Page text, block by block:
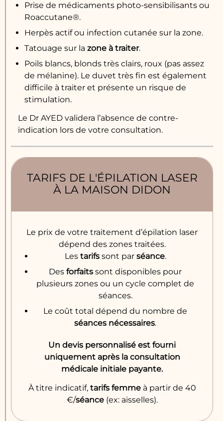
Prise de médicaments photo-sensibilisants ou
Roaccutane®.
Herpès actif ou infection cutanée sur la zone.
Tatouage sur lazone à traiter.
Poils blancs, blonds très clairs, roux (pas assez
de mélanine). Le duvet très fin est également
difficile à traiter et présente un risque de
stimulation.
Le Dr AYED validera l’absence de contre-
indication lors de votre consultation.
TARIFS DE L'ÉPILATION LASER
À LA MAISON DIDON
Le prix de votre traitement d’épilation laser
dépend des zones traitées.
Les tarifssont par séance.
Desforfaits sont disponibles pour
plusieurs zones ou un cycle complet de
séances.
Le coût total dépend du nombre de
séances nécessaires.
Un devis personnalisé est fourni
uniquement après la consultation
médicale initiale payante.
À titre indicatif, tarifs femmeà partir de 40
€/séance(ex: aisselles).